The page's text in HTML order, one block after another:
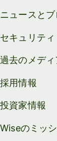
ニュースと
セキュリティ
過去のメデ
採用情報
投資家情報
Wiseのミッ